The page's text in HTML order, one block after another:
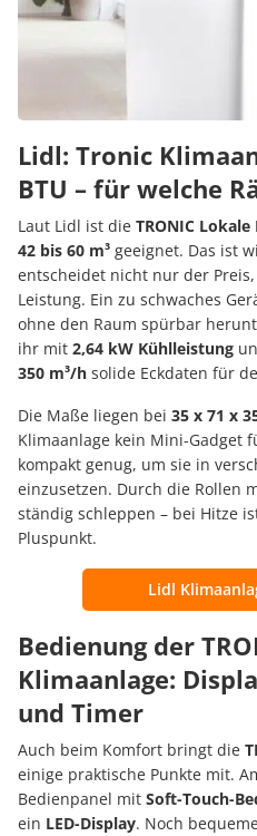
Lidl: Tronic
BTU – für welche
Laut Lidl ist die TRONIC
42 bis 60 m³ geeignet. Das ist
entscheidet nicht nur der
Leistung. Ein zu schwaches
ohne den Raum spürbar
ihr mit 2,64 kW Kühlleistung
350 m³/h solide Eckdaten für
Die Maße liegen bei 35 x 71 x
Klimaanlage kein Mini-Gadget
kompakt genug, um sie in
einzusetzen. Durch die Rollen
ständig schleppen – bei Hitze
Pluspunkt.
Lidl
Bedienung der
Klimaanlage:
und Timer
Auch beim Komfort bringt die
einige praktische Punkte mit.
Bedienpanel mit Soft-Touch-
ein LED-Display. Noch